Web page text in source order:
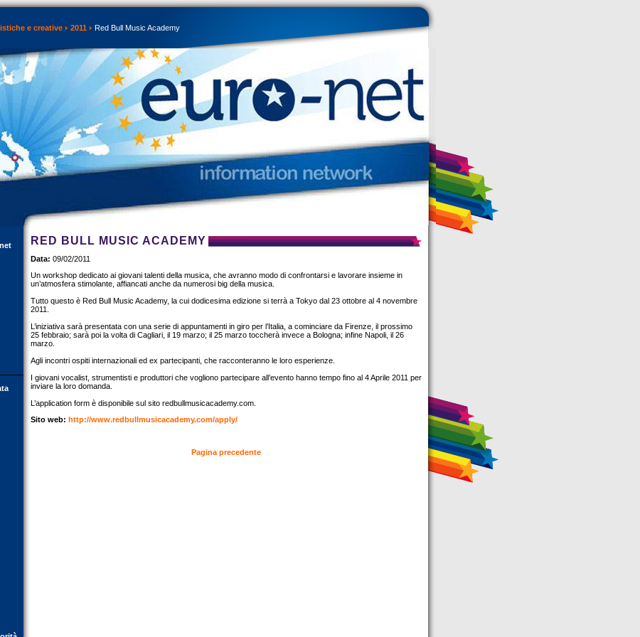
e creative 2011 Red Bull Music Academy
RED BULL MUSIC ACADEMY
Data: 09/02/2011
Un workshop dedicato ai giovani talenti della musica, che avranno modo di confrontarsi e lavorare insieme in
un’atmosfera stimolante, affiancati anche da numerosi big della musica.
Tutto questo è Red Bull Music Academy, la cui dodicesima edizione si terrà a Tokyo dal 23 ottobre al 4 novembre
2011.
L’iniziativa sarà presentata con una serie di appuntamenti in giro per l’Italia, a cominciare da Firenze, il prossimo
25 febbraio; sarà poi la volta di Cagliari, il 19 marzo; il 25 marzo toccherà invece a Bologna; infine Napoli, il 26
marzo.
Agli incontri ospiti internazionali ed ex partecipanti, che racconteranno le loro esperienze.
I giovani vocalist, strumentisti e produttori che vogliono partecipare all’evento hanno tempo fino al 4 Aprile 2011 per
inviare la loro domanda.
L’application form è disponibile sul sito redbullmusicacademy.com.
Sito web: http://www.redbullmusicacademy.com/apply/
Pagina precedente